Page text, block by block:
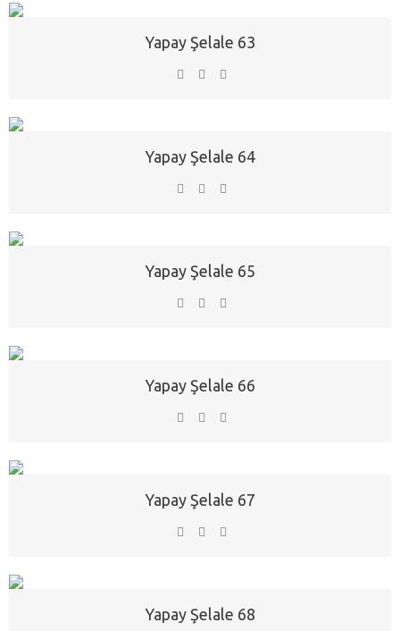
Yapay Şelale 63
Yapay Şelale 64
Yapay Şelale 65
Yapay Şelale 66
Yapay Şelale 67
Yapay Şelale 68